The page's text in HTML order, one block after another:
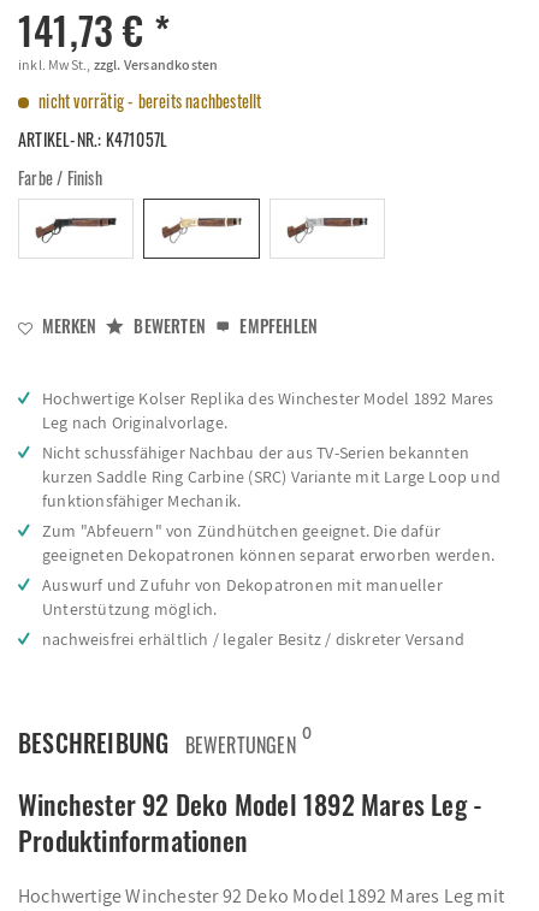
141,73 € *
inkl. MwSt., zzgl. Versandkosten
nicht vorrätig - bereits nachbestellt
ARTIKEL-NR.:K471057L
Farbe / Finish
MERKEN BEWERTEN EMPFEHLEN
Hochwertige Kolser Replika des Winchester Model 1892 Mares
Leg nach Originalvorlage.
Nicht schussfähiger Nachbau der aus TV-Serien bekannten
kurzen Saddle Ring Carbine (SRC) Variante mit Large Loop und
funktionsfähiger Mechanik.
Zum "Abfeuern" von Zündhütchen geeignet. Die dafür
geeigneten Dekopatronen können separat erworben werden.
Auswurf und Zufuhr von Dekopatronen mit manueller
Unterstützung möglich.
nachweisfrei erhältlich / legaler Besitz / diskreter Versand
BESCHREIBUNG BEWERTUNGEN 0
Winchester 92 Deko Model 1892 Mares Leg -
Produktinformationen
Hochwertige Winchester 92 Deko Model 1892 Mares Leg mit